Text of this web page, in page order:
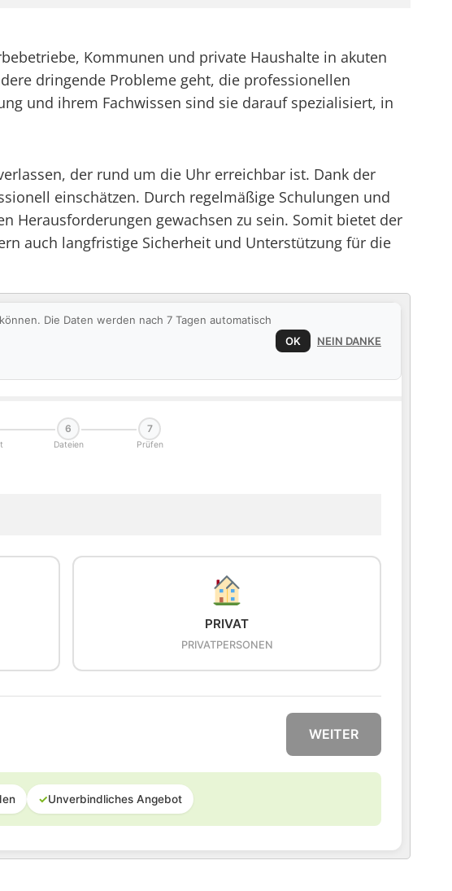
Kommunen und private Haushalte in akuten
dringende Probleme geht, die professionellen
und ihrem Fachwissen sind sie darauf spezialisiert, in
der rund um die Uhr erreichbar ist. Dank der
einschätzen. Durch regelmäßige Schulungen und
Herausforderungen gewachsen zu sein. Somit bietet der
auch langfristige Sicherheit und Unterstützung für die
Die Daten werden nach 7 Tagen automatisch
OK NEIN DANKE
6
Dateien
7
Prüfen
PRIVAT
PRIVATPERSONEN
WEITER
✓Unverbindliches Angebot